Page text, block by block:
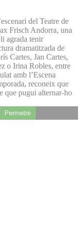
del Teatre de
Frisch Andorra, una
agrada tenir
dramatitzada de
Cartes, Jan Cartes,
o Irina Robles, entre
amb l’Escena
reconeix que
que pugui alternar-ho
Permetre